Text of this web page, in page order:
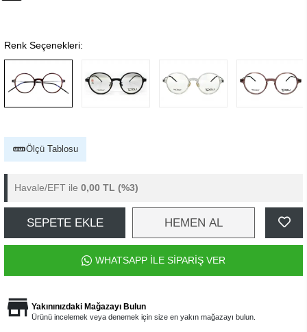
Renk Seçenekleri:
Ölçü Tablosu
Havale/EFT ile 0,00 TL (%3)
SEPETE EKLE HEMEN AL
WHATSAPP İLE SİPARİŞ VER
Yakınınızdaki Mağazayı Bulun
Ürünü incelemek veya denemek için size en yakın mağazayı bulun.